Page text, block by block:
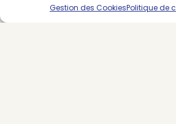
Gestion des CookiesPolitique de